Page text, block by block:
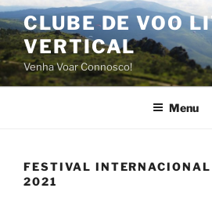
Saltar
para
o
conteúdo
CLUBE DE VOO
VERTICAL
Venha Voar Connosco!
Menu
FESTIVAL
2021